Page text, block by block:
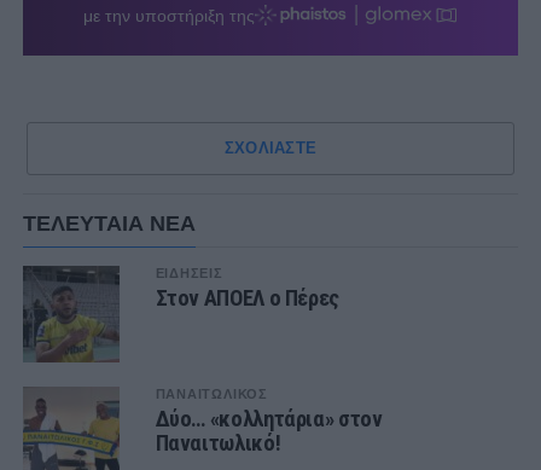
ΣΧΟΛΙΑΣΤΕ
ΤΕΛΕΥΤΑΙΑ ΝΕΑ
ΕΙΔΗΣΕΙΣ
Στον ΑΠΟΕΛ ο Πέρες
ΠΑΝΑΙΤΩΛΙΚΟΣ
Δύο… «κολλητάρια» στον
Παναιτωλικό!